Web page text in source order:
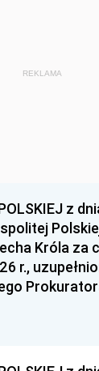
REKLAMA
z
Króla za
r.,